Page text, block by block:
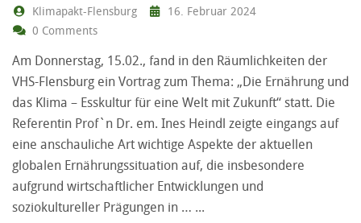
Klimapakt-Flensburg
16. Februar 2024
0 Comments
Am Donnerstag, 15.02., fand in den Räumlichkeiten der
VHS-Flensburg ein Vortrag zum Thema: „Die Ernährung und
das Klima – Esskultur für eine Welt mit Zukunft“ statt. Die
Referentin Prof`n Dr. em. Ines Heindl zeigte eingangs auf
eine anschauliche Art wichtige Aspekte der aktuellen
globalen Ernährungssituation auf, die insbesondere
aufgrund wirtschaftlicher Entwicklungen und
soziokultureller Prägungen in …